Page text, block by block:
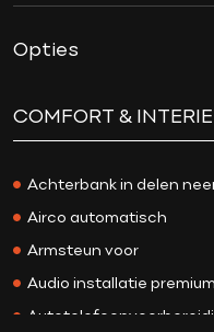
Aantal versnellingen
Brandstof
Kleur
Interieurkleur
Acceleratie 0-100
Bekleding
BTW/Marge
Opties
COMFORT &
Achterbank in delen
Airco automatisch
Armsteun voor
Audio installatie premium